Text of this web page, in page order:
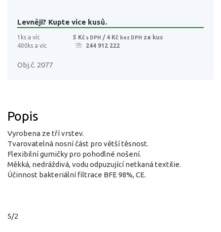
Levněji? Kupte více kusů.
1ks a víc 5 Kč s DPH / 4 Kč bez DPH za kus
400ks a víc
244 912 222
Obj.č. 2077
Popis
Vyrobena ze tří vrstev.
Tvarovatelná nosní část pro větší těsnost.
Flexibilní gumičky pro pohodlné nošení.
Měkká, nedráždivá, vodu odpuzující netkaná textilie.
Účinnost bakteriální filtrace BFE 98%, CE.
5/2